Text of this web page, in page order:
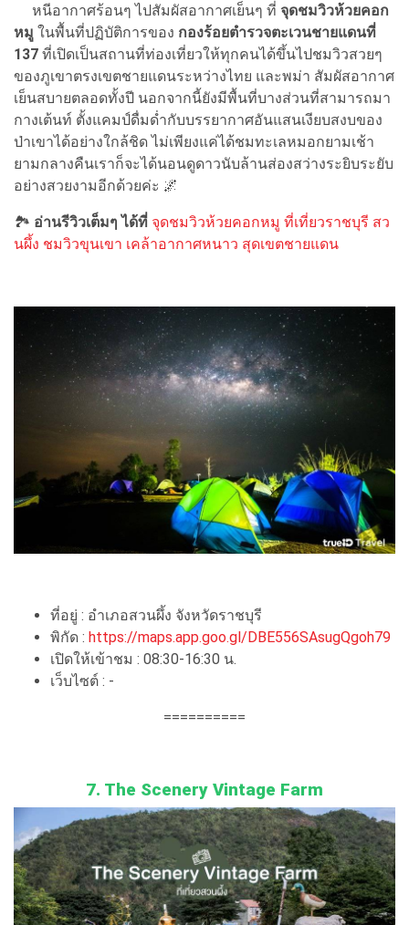
หนีอากาศร้อนๆ ไปสัมผัสอากาศเย็นๆ ที่ จุดชมวิวห้วยคอก
หมู ในพื้นที่ปฏิบัติการของ กองร้อยตำรวจตะเวนชายแดนที่
137 ที่เปิดเป็นสถานที่ท่องเที่ยวให้ทุกคนได้ขึ้นไปชมวิวสวยๆ
ของภูเขาตรงเขตชายแดนระหว่างไทย และพม่า สัมผัสอากาศ
เย็นสบายตลอดทั้งปี นอกจากนี้ยังมีพื้นที่บางส่วนที่สามารถมา
กางเต้นท์ ตั้งแคมป์ดื่มด่ำกับบรรยากาศอันแสนเงียบสงบของ
ป่าเขาได้อย่างใกล้ชิด ไม่เพียงแค่ได้ชมทะเลหมอกยามเช้า
ยามกลางคืนเราก็จะได้นอนดูดาวนับล้านส่องสว่างระยิบระยับ
อย่างสวยงามอีกด้วยค่ะ 🌌
🏞 อ่านรีวิวเต็มๆ ได้ที่ จุดชมวิวห้วยคอกหมู ที่เที่ยวราชบุรี สว
นผึ้ง ชมวิวขุนเขา เคล้าอากาศหนาว สุดเขตชายแดน
ที่อยู่ : อำเภอสวนผึ้ง จังหวัดราชบุรี
พิกัด : https://maps.app.goo.gl/DBE556SAsugQgoh79
เปิดให้เข้าชม : 08:30-16:30 น.
เว็บไซต์ : -
==========
7. The Scenery Vintage Farm